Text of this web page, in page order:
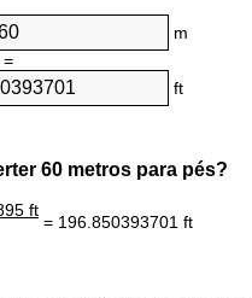
m
=
ft
60 metros para pés?
ft
= 196.850393701 ft